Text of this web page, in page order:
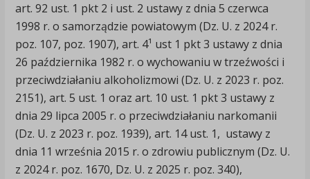
art. 92 ust. 1 pkt 2 i ust. 2 ustawy z dnia 5 czerwca
1998 r. o samorządzie powiatowym (Dz. U. z 2024 r.
poz. 107, poz. 1907), art. 4¹ ust 1 pkt 3 ustawy z dnia
26 października 1982 r. o wychowaniu w trzeźwości i
przeciwdziałaniu alkoholizmowi (Dz. U. z 2023 r. poz.
2151), art. 5 ust. 1 oraz art. 10 ust. 1 pkt 3 ustawy z
dnia 29 lipca 2005 r. o przeciwdziałaniu narkomanii
(Dz. U. z 2023 r. poz. 1939), art. 14 ust. 1, ustawy z
dnia 11 września 2015 r. o zdrowiu publicznym (Dz. U.
z 2024 r. poz. 1670, Dz. U. z 2025 r. poz. 340),